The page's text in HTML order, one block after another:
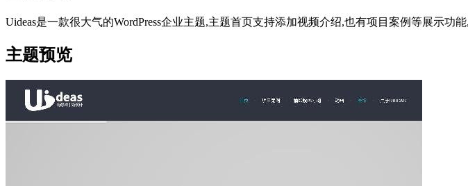
Uideas是一款很大气的WordPress企业主题,主题首页支持添加视频介绍,也有项目案例等展示
主题预览